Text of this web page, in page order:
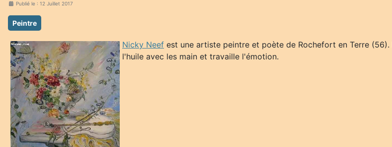
Publié le : 12 Juillet 2017
Peintre
Nicky Neef est une artiste peintre et poète de Rochefort en Terre
l'huile avec les main et travaille l'émotion.